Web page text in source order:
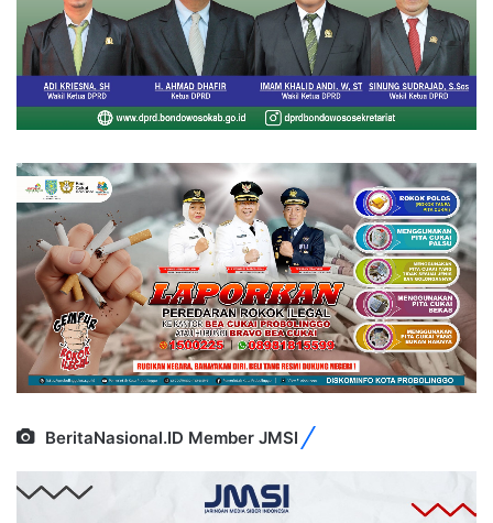
BeritaNasional.ID Member JMSI